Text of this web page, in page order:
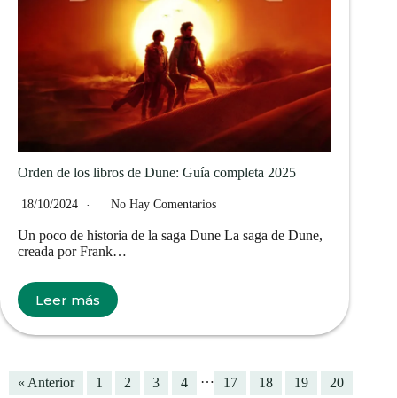
Orden de los libros de Dune: Guía completa 2025
18/10/2024 No Hay Comentarios
Un poco de historia de la saga Dune La saga de Dune,
creada por Frank…
Leer más
« Anterior 1 2 3 4 … 17 18 19
20